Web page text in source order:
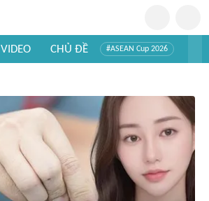
VIDEO CHỦ ĐỀ #ASEAN Cup 2026